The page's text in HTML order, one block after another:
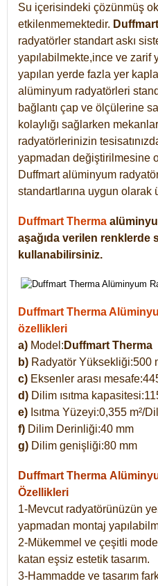
Su içerisindeki çözünmüş
etkilenmemektedir. Duffmart
radyatörler standart askı
yapılabilmekte,ince ve zarif
yapılan yerde fazla yer
alüminyum radyatörleri
bağlantı çap ve ölçülerine
kolaylığı sağlarken
radyatörlerinizin
yapmadan değiştirilmesine
Duffmart alüminyum
standartlarına uygun olarak
Duffmart Therma
aşağıda verilen renklerde
kullanabilirsiniz.
Duffmart Therma
özellikleri
a) Model: Duffmart Therma
b) Radyatör Yüksekliği:500
c) Eksenler arası
d) Dilim ısıtma
e) Isıtma Yüzeyi:0,355 m²/
f) Dilim Derinliği:40 mm
g) Dilim genişliği:80 mm
Duffmart Therma
Özellikleri
1-Mevcut radyatörünüzün
yapmadan montaj
2-Mükemmel ve çeşitli
katan eşsiz estetik tasarım.
3-Hammadde ve tasarım